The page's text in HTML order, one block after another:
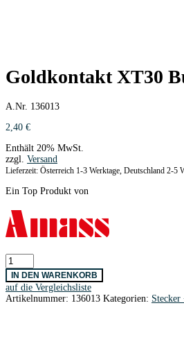
Goldkontakt XT30
A.Nr. 136013
2,40 €
Enthält 20% MwSt.
zzgl. Versand
Lieferzeit: Österreich 1-3 Werktage, Deutschland 2-5
Ein Top Produkt von
Goldkontakt
XT30
Buchse
/
3
IN DEN WARENKORB
auf die Vergleichsliste
Artikelnummer: 136013 Kategorien: